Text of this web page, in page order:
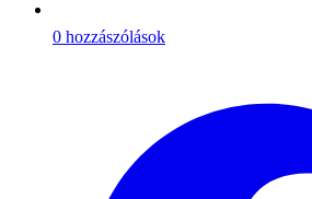
0 hozzászólások